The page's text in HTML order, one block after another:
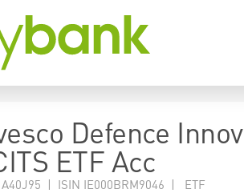
Defence
ETF Acc
A40J95 | ISIN IE000BRM9046 | ETF